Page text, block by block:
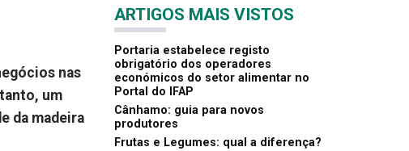
nas
um
da madeira
ARTIGOS MAIS VISTOS
Portaria estabelece registo
obrigatório dos operadores
económicos do setor alimentar no
Portal do IFAP
Cânhamo: guia para novos
produtores
Frutas e Legumes: qual a diferença?